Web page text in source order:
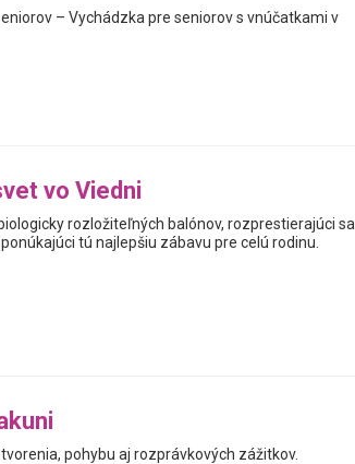
– Vychádzka pre seniorov s vnúčatkami v
vo Viedni
rozložiteľných balónov, rozprestierajúci sa
tú najlepšiu zábavu pre celú rodinu.
pohybu aj rozprávkových zážitkov.